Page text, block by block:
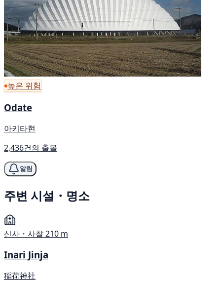
높은 위험
Odate
아키타현
2,436건의 출몰
알림
주변 시설・명소
신사・사찰210 m
Inari Jinja
稲荷神社